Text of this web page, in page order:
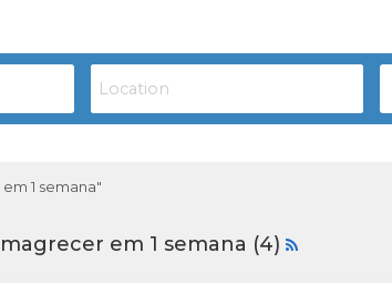
1 semana"
em 1 semana (4)